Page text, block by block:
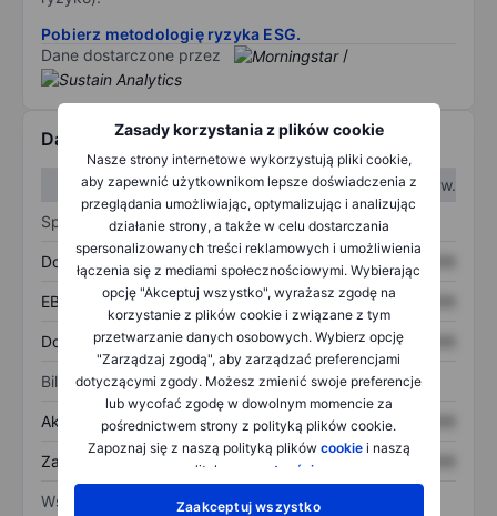
Zasady korzystania z plików cookie
Nasze strony internetowe wykorzystują pliki cookie,
aby zapewnić użytkownikom lepsze doświadczenia z
przeglądania umożliwiając, optymalizując i analizując
działanie strony, a także w celu dostarczania
spersonalizowanych treści reklamowych i umożliwienia
łączenia się z mediami społecznościowymi. Wybierając
opcję "Akceptuj wszystko", wyrażasz zgodę na
korzystanie z plików cookie i związane z tym
przetwarzanie danych osobowych. Wybierz opcję
"Zarządzaj zgodą", aby zarządzać preferencjami
dotyczącymi zgody. Możesz zmienić swoje preferencje
lub wycofać zgodę w dowolnym momencie za
pośrednictwem strony z polityką plików cookie.
Zapoznaj się z naszą polityką plików cookiei naszą
polityką
prywatności
Zaakceptuj wszystko
Pobierz metodologię ryzyka ESG.
Dane dostarczone przez
/
Dane finansowe
W I kw.
W II kw.
Sprawozdanie z zysków
Dochód XXXXXXX XXXXXXX
EBITDA XXXXXXX XXXXXXX
Dochód netto XXXXXXX XXXXXXX
Bilans
Aktywa ogółem XXXXXXX XXXXXXX
Zadłużenie ogółem XXXXXXX XXXXXXX
Wskaźniki